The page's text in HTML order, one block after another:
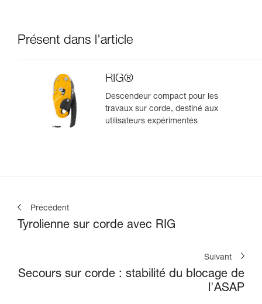
Présent dans l'article
RIG®
Descendeur compact pour les
travaux sur corde, destiné aux
utilisateurs expérimentés
Précédent
Tyrolienne sur corde avec RIG
Suivant
Secours sur corde : stabilité du blocage de
l'ASAP